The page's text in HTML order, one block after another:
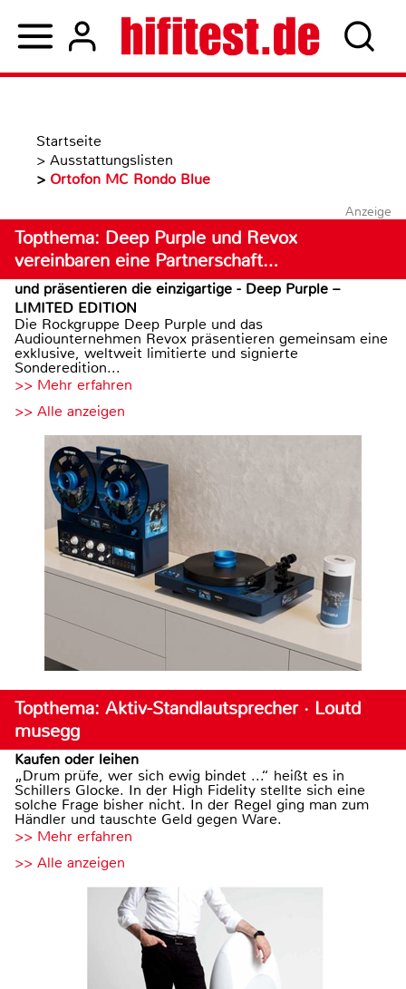
Startseite
> Ausstattungslisten
> Ortofon MC Rondo Blue
Anzeige
Topthema: Deep Purple und Revox
vereinbaren eine Partnerschaft…
und präsentieren die einzigartige - Deep Purple –
LIMITED EDITION
Die Rockgruppe Deep Purple und das
Audiounternehmen Revox präsentieren gemeinsam eine
exklusive, weltweit limitierte und signierte
Sonderedition...
>> Mehr erfahren
>> Alle anzeigen
Topthema: Aktiv-Standlautsprecher · Loutd
musegg
Kaufen oder leihen
„Drum prüfe, wer sich ewig bindet ...“ heißt es in
Schillers Glocke. In der High Fidelity stellte sich eine
solche Frage bisher nicht. In der Regel ging man zum
Händler und tauschte Geld gegen Ware.
>> Mehr erfahren
>> Alle anzeigen